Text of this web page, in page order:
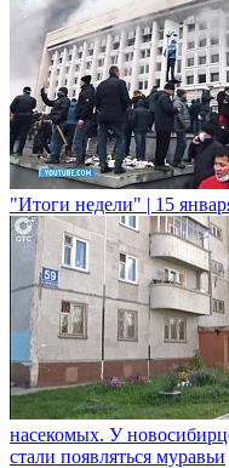
"Итоги недели" | 15
насекомых. У
стали появляться муравьи